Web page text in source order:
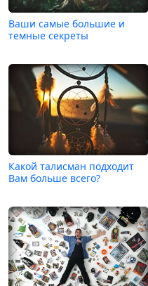
Ваши самые большие и
темные секреты
Какой талисман подходит
Вам больше всего?